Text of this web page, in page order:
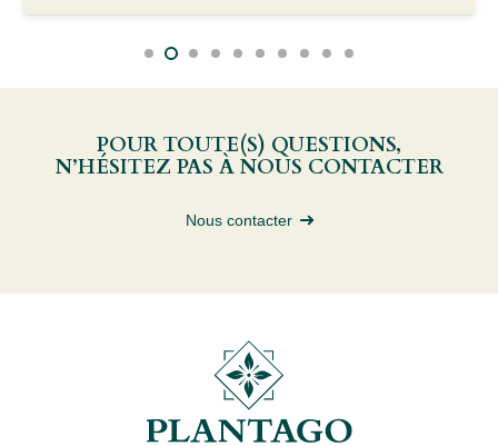
POUR TOUTE(S) QUESTIONS,
N’HÉSITEZ PAS À NOUS CONTACTER
Nous contacter